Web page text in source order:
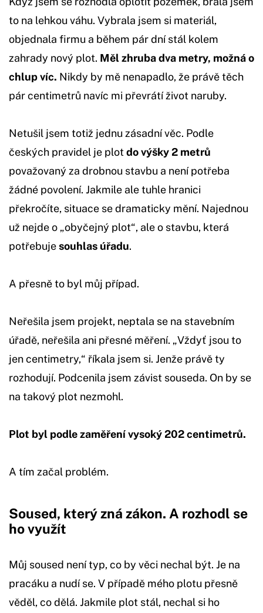
to na lehkou váhu. Vybrala jsem si materiál,
objednala firmu a během pár dní stál kolem
zahrady nový plot. Měl zhruba dva metry, možná o
chlup víc. Nikdy by mě nenapadlo, že právě těch
pár centimetrů navíc mi převrátí život naruby.
Netušil jsem totiž jednu zásadní věc. Podle
českých pravidel je plotdo výšky 2 metrů
považovaný za drobnou stavbu a není potřeba
žádné povolení. Jakmile ale tuhle hranici
překročíte, situace se dramaticky mění. Najednou
už nejde o „obyčejný plot“, ale o stavbu, která
potřebujesouhlas úřadu.
A přesně to byl můj případ.
Neřešila jsem projekt, neptala se na stavebním
úřadě, neřešila ani přesné měření. „Vždyť jsou to
jen centimetry,“ říkala jsem si. Jenže právě ty
rozhodují. Podcenila jsem závist souseda. On by se
na takový plot nezmohl.
Plot byl podle zaměření vysoký 202 centimetrů.
A tím začal problém.
Soused, který zná zákon. A rozhodl se
ho využít
Můj soused není typ, co by věci nechal být. Je na
pracáku a nudí se. V případě mého plotu přesně
věděl, co dělá. Jakmile plot stál, nechal si ho